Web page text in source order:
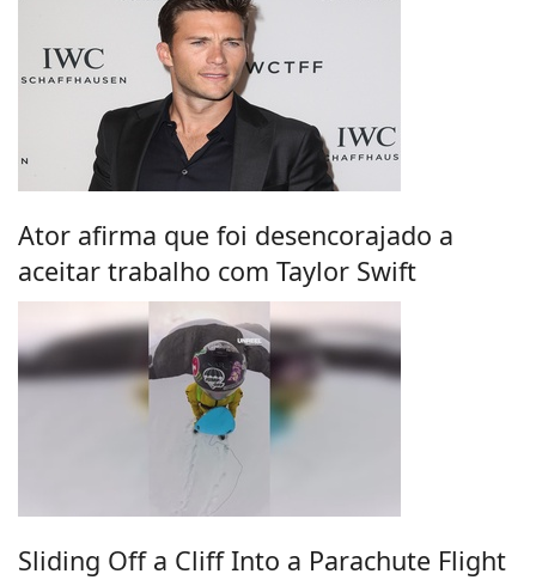
Ator afirma que foi desencorajado a
aceitar trabalho com Taylor Swift
Sliding Off a Cliff Into a Parachute Flight